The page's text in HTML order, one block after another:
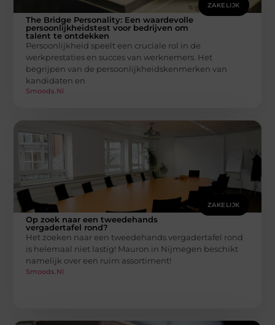
ZAKELIJK
The Bridge Personality: Een waardevolle
persoonlijkheidstest voor bedrijven om
talent te ontdekken
Persoonlijkheid speelt een cruciale rol in de
werkprestaties en succes van werknemers. Het
begrijpen van de persoonlijkheidskenmerken van
kandidaten en
Smoods.nl
ZAKELIJK
Op zoek naar een tweedehands
vergadertafel rond?
Het zoeken naar een tweedehands vergadertafel rond
is helemaal niet lastig! Mauron in Nijmegen beschikt
namelijk over een ruim assortiment!
Smoods.nl